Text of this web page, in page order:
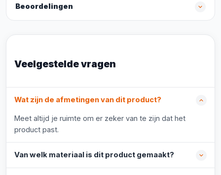
Beoordelingen
Veelgestelde vragen
Wat zijn de afmetingen van dit product?
Meet altijd je ruimte om er zeker van te zijn dat het
product past.
Van welk materiaal is dit product gemaakt?